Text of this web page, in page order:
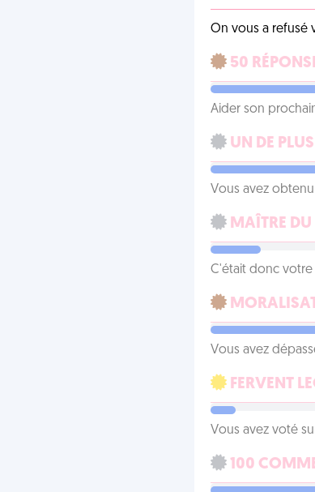
On vous a refusé
50
Aider son
UN DE PLUS
Vous avez
MAÎTRE DU
C'était donc votre
Vous avez
FERVENT
Vous avez voté
100